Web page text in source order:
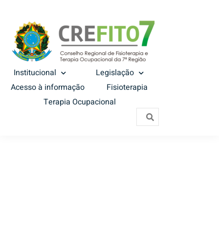
Institucional
Legislação
Acesso à informação
Fisioterapia
Terapia Ocupacional